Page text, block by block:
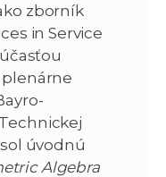
zborník
in Service
úvodnú
Algebra